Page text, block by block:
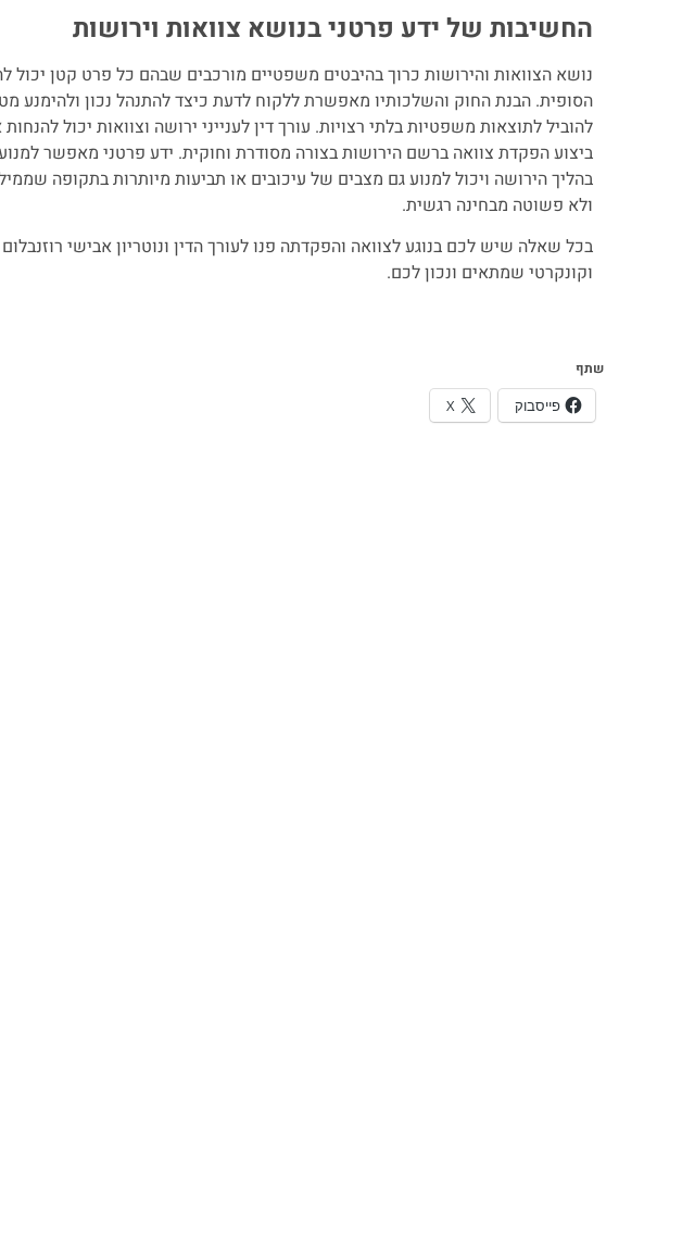
החשיבות של ידע פרטני בנושא צוואות וירושות
נושא הצוואות והירושות כרוך בהיבטים משפטיים מורכבים שבהם כל פרט קטן יכול
הסופית. הבנת החוק והשלכותיו מאפשרת ללקוח לדעת כיצד להתנהל נכון ולהימנע
להוביל לתוצאות משפטיות בלתי רצויות. עורך דין לענייני ירושה וצוואות יכול
ביצוע הפקדת צוואה ברשם הירושות בצורה מסודרת וחוקית. ידע פרטני מאפשר
בהליך הירושה ויכול למנוע גם מצבים של עיכובים או תביעות מיותרות בתקופה
ולא פשוטה מבחינה רגשית.
בכל שאלה שיש לכם בנוגע לצוואה והפקדתה פנו לעורך הדין ונוטריון אבישי
וקונקרטי שמתאים ונכון לכם.
שתף
פייסבוק
X